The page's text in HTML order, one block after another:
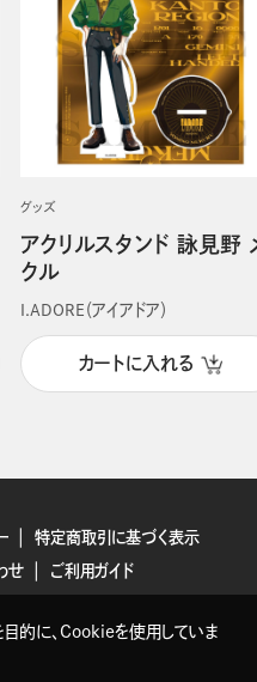
グッズ
アクリルスタンド 詠見野
クル
I.ADORE（アイアドア）
カートに入れる
特定商取引に基づく表示
せ ご利用ガイド
目的に、Cookieを使用していま